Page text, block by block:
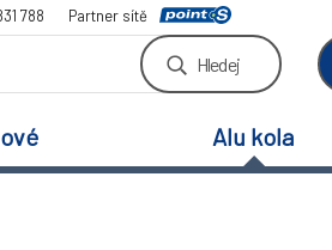
788 Partner sítě
Hledej
Alu kola